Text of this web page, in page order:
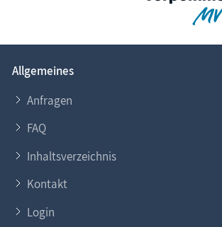
Allgemeines
Anfragen
FAQ
Inhaltsverzeichnis
Kontakt
Login